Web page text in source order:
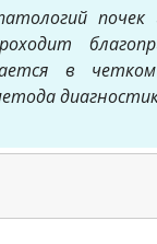
почек
в